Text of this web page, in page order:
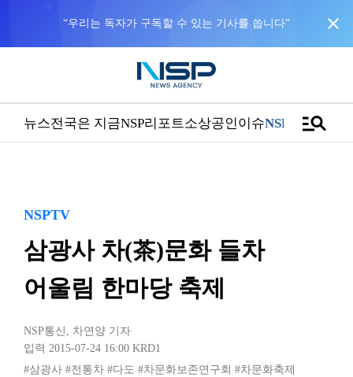
“우리는 독자가 구독할 수 있는 기사를 씁니다” close
뉴스전국은 지금NSP리포트소상공인이슈NSPTVmanage_search
NSPTV
삼광사 차(茶)문화 들차
어울림 한마당 축제
NSP통신 , 차연양 기자
입력 2015-07-24 16:00 KRD1
#삼광사 #전통차 #다도 #차문화보존연구회 #차문화축제